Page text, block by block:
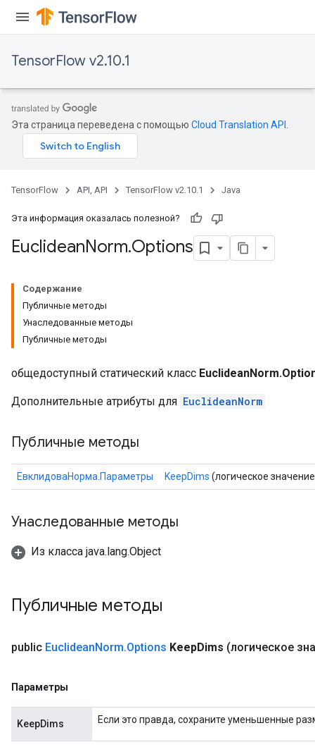
TensorFlow v2.10.1
Эта страница переведена с помощью Cloud Translation API
TensorFlow API, API TensorFlow v2.10.1 Java
Эта информация оказалась полезной?
EuclideanNorm.Options
Содержание
Публичные методы
Унаследованные методы
Публичные методы
общедоступный статический класс
Дополнительные атрибуты для EuclideanNorm
Публичные методы
ЕвклидоваНорма.Параметры KeepDims (логическое
Унаследованные методы
Из класса java.lang.Object
Публичные методы
public EuclideanNorm.Options KeepDims (логическое
Параметры
KeepDims Если это правда, сохраните уменьшенные